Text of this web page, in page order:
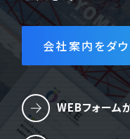
会社案内をダ
WEBフォーム